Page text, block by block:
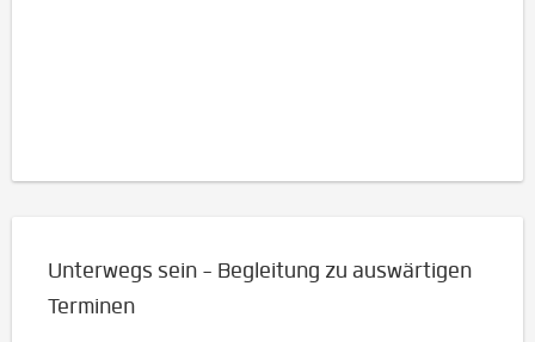
Unterwegs sein - Begleitung zu auswärtigen
Terminen